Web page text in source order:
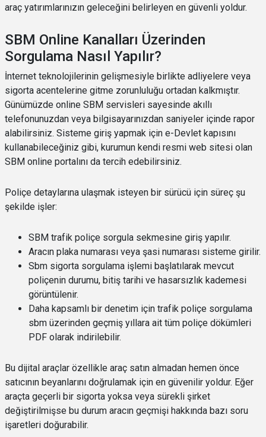
araç yatırımlarınızın geleceğini belirleyen en güvenli yoldur.
SBM Online Kanalları Üzerinden
Sorgulama Nasıl Yapılır?
İnternet teknolojilerinin gelişmesiyle birlikte adliyelere veya
sigorta acentelerine gitme zorunluluğu ortadan kalkmıştır.
Günümüzde online SBM servisleri sayesinde akıllı
telefonunuzdan veya bilgisayarınızdan saniyeler içinde rapor
alabilirsiniz. Sisteme giriş yapmak için e-Devlet kapısını
kullanabileceğiniz gibi, kurumun kendi resmi web sitesi olan
SBM online portalını da tercih edebilirsiniz.
Poliçe detaylarına ulaşmak isteyen bir sürücü için süreç şu
şekilde işler:
SBM trafik poliçe sorgula sekmesine giriş yapılır.
Aracın plaka numarası veya şasi numarası sisteme girilir.
Sbm sigorta sorgulama işlemi başlatılarak mevcut
poliçenin durumu, bitiş tarihi ve hasarsızlık kademesi
görüntülenir.
Daha kapsamlı bir denetim için trafik poliçe sorgulama
sbm üzerinden geçmiş yıllara ait tüm poliçe dökümleri
PDF olarak indirilebilir.
Bu dijital araçlar özellikle araç satın almadan hemen önce
satıcının beyanlarını doğrulamak için en güvenilir yoldur. Eğer
araçta geçerli bir sigorta yoksa veya sürekli şirket
değiştirilmişse bu durum aracın geçmişi hakkında bazı soru
işaretleri doğurabilir.